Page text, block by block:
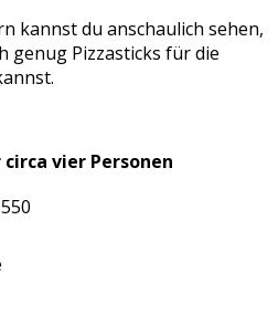
kannst du anschaulich sehen,
genug Pizzasticks für die
vier Personen